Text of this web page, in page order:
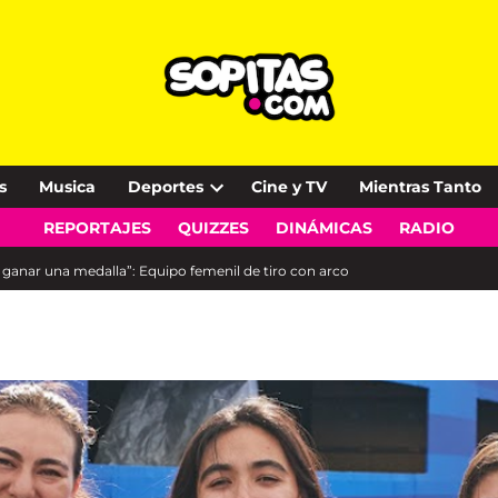
Musica Deportes
Open
dropdown
Cine y TV Mientras Tanto
REPORTAJES QUIZZES DINÁMICAS RADIO
una medalla”: Equipo femenil de tiro con arco